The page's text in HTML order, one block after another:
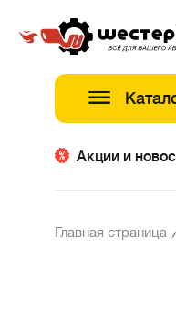
Акции и
Главная страница /